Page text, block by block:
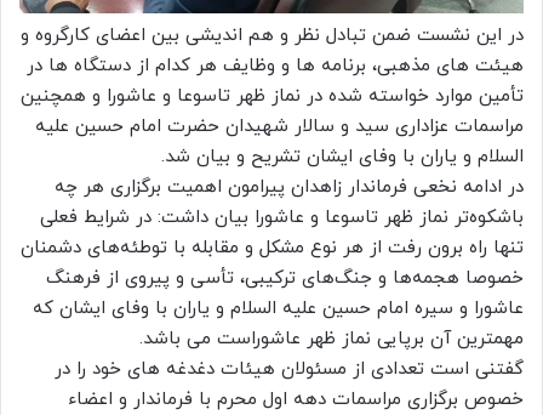
در این نشست ضمن تبادل نظر و هم اندیشی بین اعضای کارگروه و
هیئت های مذهبی، برنامه ها و وظایف هر کدام از دستگاه ها در
تأمین موارد خواسته شده در نماز ظهر تاسوعا و عاشورا و همچنین
مراسمات عزاداری سید و سالار شهیدان حضرت امام حسین علیه
السلام و یاران با وفای ایشان تشریح و بیان شد.
در ادامه نخعی فرماندار زاهدان پیرامون اهمیت برگزاری هر چه
باشکوه‌تر نماز ظهر تاسوعا و عاشورا بیان داشت: در شرایط فعلی
تنها راه برون رفت از هر نوع مشکل و مقابله با توطئه‌های دشمنان
خصوصا هجمه‌ها و جنگ‌های ترکیبی، تأسی و پیروی از فرهنگ
عاشورا و سیره امام حسین علیه السلام و یاران با وفای ایشان که
مهمترین آن برپایی نماز ظهر عاشوراست می باشد.
گفتنی است تعدادی از مسئولان هیئات دغدغه های خود را در
خصوص برگزاری مراسمات دهه اول محرم با فرماندار و اعضاء